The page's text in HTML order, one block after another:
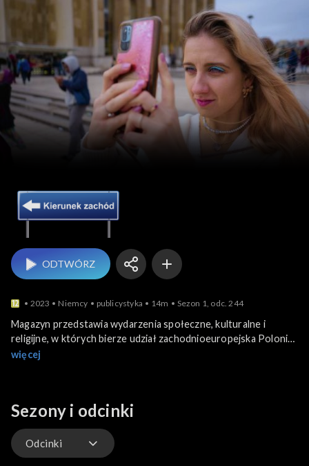
Kierunek Zachód
ODTWÓRZ
2023 Niemcy publicystyka 14m Sezon 1, odc. 244
Magazyn przedstawia wydarzenia społeczne, kulturalne i
religijne, w których bierze udział zachodnioeuropejska Polonia.
Ważną kwestia programu będzie przedstawienie i promowanie
więcej
Sezony i odcinki
Odcinki